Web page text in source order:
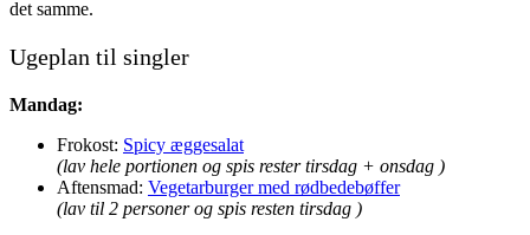
det samme.
Ugeplan til singler
Mandag:
Frokost: Spicy æggesalat
(lav hele portionen og spis rester tirsdag + onsdag )
Aftensmad: Vegetarburger med rødbedebøffer
(lav til 2 personer og spis resten tirsdag )